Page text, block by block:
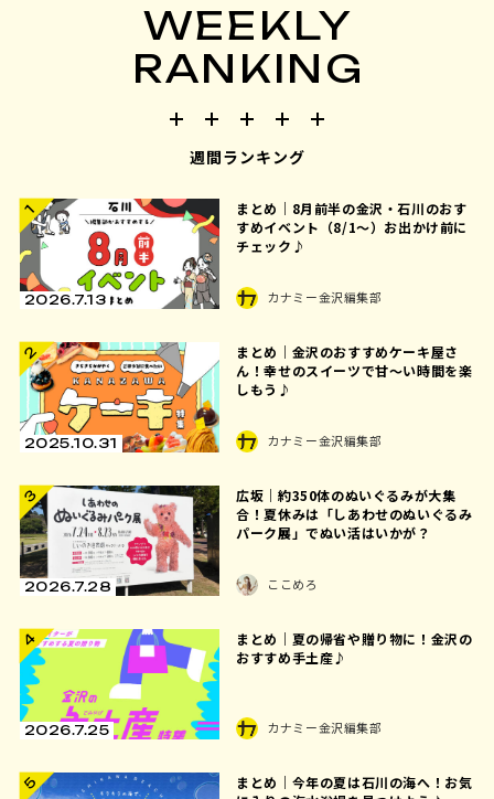
WEEKLY
RANKING
週間ランキング
1
2026.7.13
まとめ｜8月前半の金沢・石川のおす
すめイベント（8/1〜）お出かけ前に
チェック♪
カナミー金沢編集部
2
2025.10.31
まとめ｜金沢のおすすめケーキ屋さ
ん！幸せのスイーツで甘〜い時間を楽
しもう♪
カナミー金沢編集部
3
2026.7.28
広坂｜約350体のぬいぐるみが大集
合！夏休みは「しあわせのぬいぐるみ
パーク展」でぬい活はいかが？
ここめろ
4
2026.7.25
まとめ｜夏の帰省や贈り物に！金沢の
おすすめ手土産♪
カナミー金沢編集部
5
まとめ｜今年の夏は石川の海へ！お気